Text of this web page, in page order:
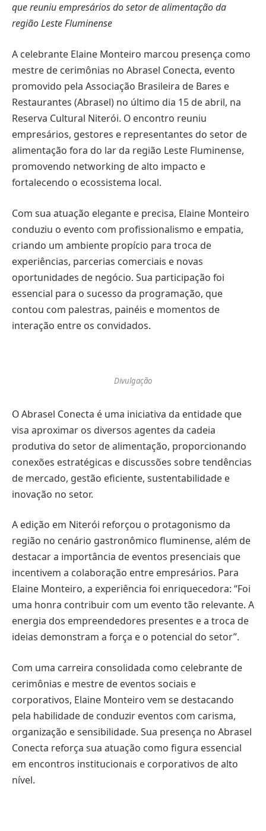
que reuniu empresários do setor de alimentação da
região Leste Fluminense
A celebrante Elaine Monteiro marcou presença como
mestre de cerimônias no Abrasel Conecta, evento
promovido pela Associação Brasileira de Bares e
Restaurantes (Abrasel) no último dia 15 de abril, na
Reserva Cultural Niterói. O encontro reuniu
empresários, gestores e representantes do setor de
alimentação fora do lar da região Leste Fluminense,
promovendo networking de alto impacto e
fortalecendo o ecossistema local.
Com sua atuação elegante e precisa, Elaine Monteiro
conduziu o evento com profissionalismo e empatia,
criando um ambiente propício para troca de
experiências, parcerias comerciais e novas
oportunidades de negócio. Sua participação foi
essencial para o sucesso da programação, que
contou com palestras, painéis e momentos de
interação entre os convidados.
Divulgação
O Abrasel Conecta é uma iniciativa da entidade que
visa aproximar os diversos agentes da cadeia
produtiva do setor de alimentação, proporcionando
conexões estratégicas e discussões sobre tendências
de mercado, gestão eficiente, sustentabilidade e
inovação no setor.
A edição em Niterói reforçou o protagonismo da
região no cenário gastronômico fluminense, além de
destacar a importância de eventos presenciais que
incentivem a colaboração entre empresários. Para
Elaine Monteiro, a experiência foi enriquecedora: “Foi
uma honra contribuir com um evento tão relevante. A
energia dos empreendedores presentes e a troca de
ideias demonstram a força e o potencial do setor”.
Com uma carreira consolidada como celebrante de
cerimônias e mestre de eventos sociais e
corporativos, Elaine Monteiro vem se destacando
pela habilidade de conduzir eventos com carisma,
organização e sensibilidade. Sua presença no Abrasel
Conecta reforça sua atuação como figura essencial
em encontros institucionais e corporativos de alto
nível.